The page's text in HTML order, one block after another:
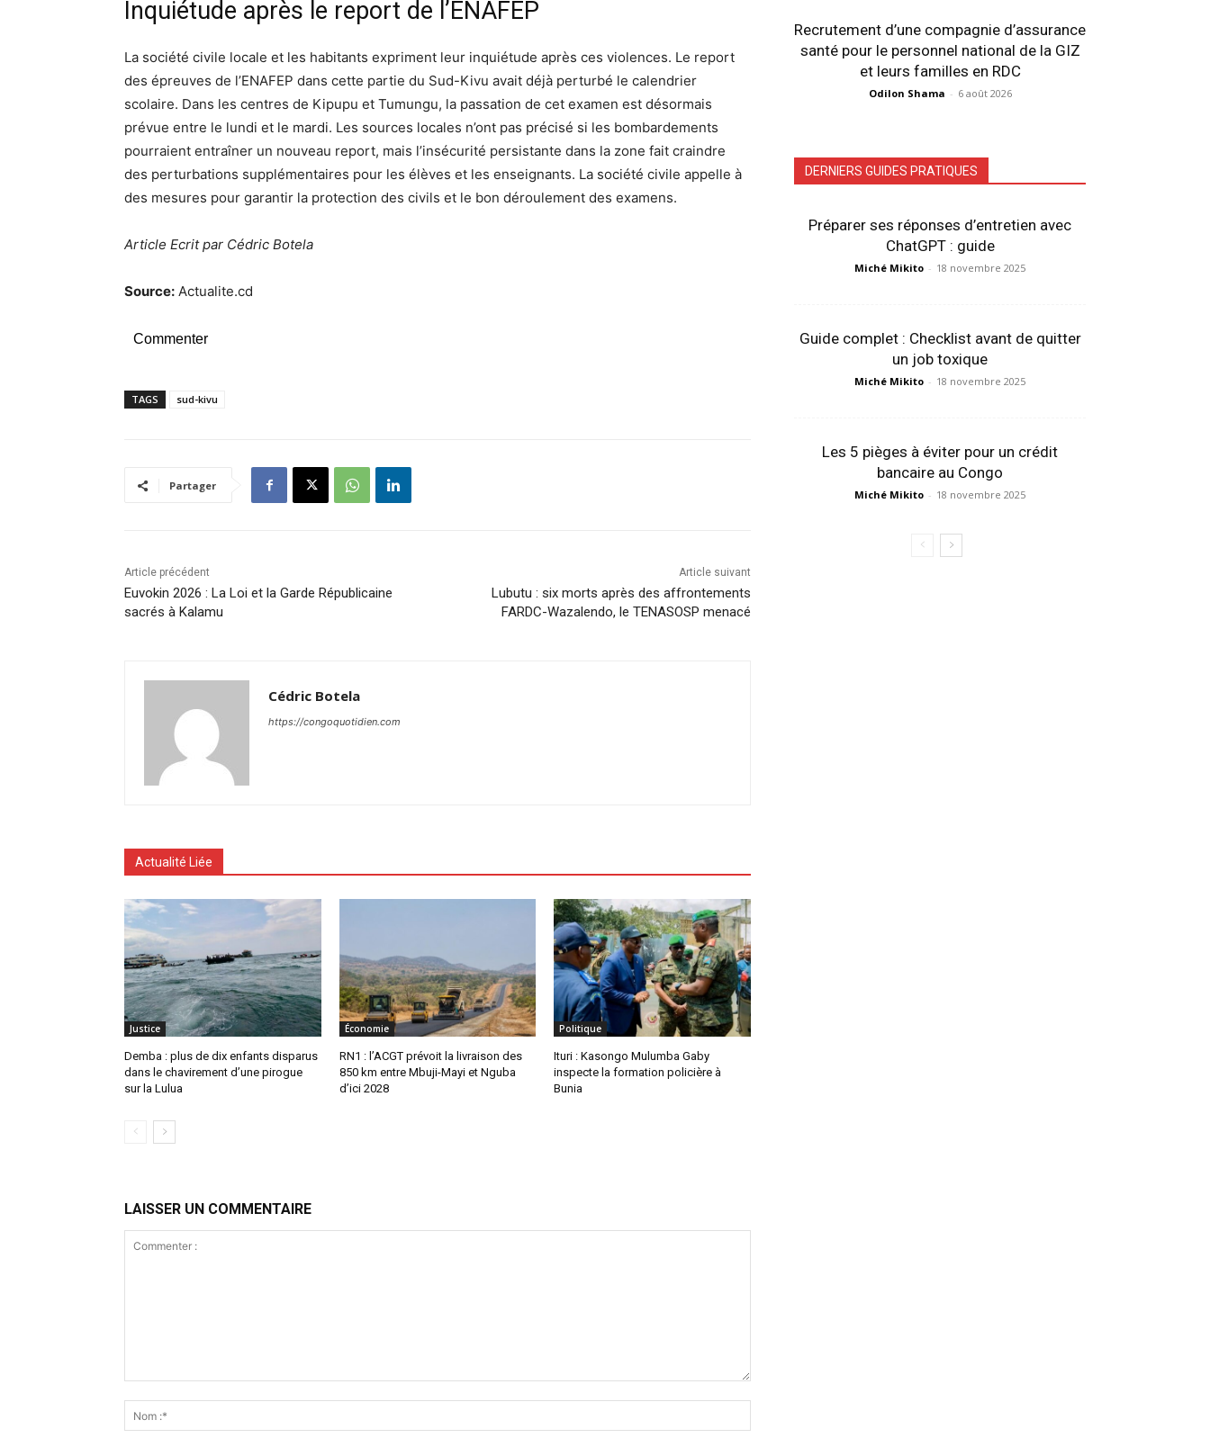
Inquiétude après le report de l’ENAFEP
La société civile locale et les habitants expriment leur inquiétude après ces violences. Le report
des épreuves de l’ENAFEP dans cette partie du Sud-Kivu avait déjà perturbé le calendrier
scolaire. Dans les centres de Kipupu et Tumungu, la passation de cet examen est désormais
prévue entre le lundi et le mardi. Les sources locales n’ont pas précisé si les bombardements
pourraient entraîner un nouveau report, mais l’insécurité persistante dans la zone fait craindre
des perturbations supplémentaires pour les élèves et les enseignants. La société civile appelle à
des mesures pour garantir la protection des civils et le bon déroulement des examens.
Article Ecrit par Cédric Botela
Source: Actualite.cd
Commenter
TAGS sud-kivu
Partager
Article précédent
Euvokin 2026 : La Loi et la Garde Républicaine
sacrés à Kalamu
Article suivant
Lubutu : six morts après des affrontements
FARDC-Wazalendo, le TENASOSP menacé
Cédric Botela
https://congoquotidien.com
Actualité Liée
Justice
Demba : plus de dix enfants disparus
dans le chavirement d’une pirogue
sur la Lulua
Économie
RN1 : l’ACGT prévoit la livraison des
850 km entre Mbuji-Mayi et Nguba
d’ici 2028
Politique
Ituri : Kasongo Mulumba Gaby
inspecte la formation policière à
Bunia
LAISSER UN COMMENTAIRE
:*
Recrutement d’une compagnie d’assurance
santé pour le personnel national de la GIZ
et leurs familles en RDC
Odilon Shama - 6 août 2026
DERNIERS GUIDES PRATIQUES
Préparer ses réponses d’entretien avec
ChatGPT : guide
Miché Mikito - 18 novembre 2025
Guide complet : Checklist avant de quitter
un job toxique
Miché Mikito - 18 novembre 2025
Les 5 pièges à éviter pour un crédit
bancaire au Congo
Miché Mikito - 18 novembre 2025